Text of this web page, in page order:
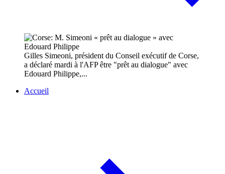
Gilles Simeoni, président du Conseil exécutif de Corse,
a déclaré mardi à l'AFP être "prêt au dialogue" avec
Edouard Philippe,...
Accueil